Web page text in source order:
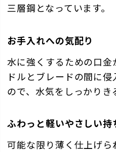
三層鋼となっています。
お手入れへの気配り
水に強くするための口金
ドルとブレードの間に
ので、水気をしっかりき
ふわっと軽いやさしい持
可能な限り薄く仕上げ